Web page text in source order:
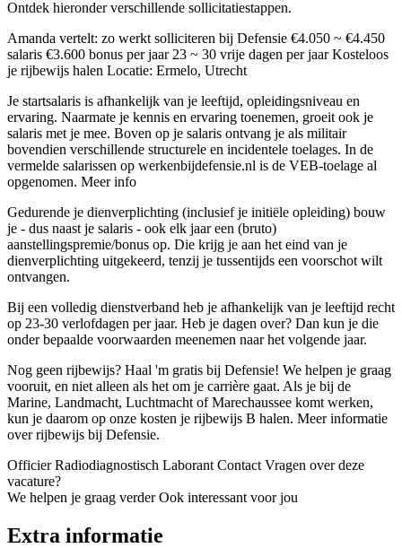
Ontdek hieronder verschillende sollicitatiestappen.
Amanda vertelt: zo werkt solliciteren bij Defensie €4.050 ~ €4.450
salaris €3.600 bonus per jaar 23 ~ 30 vrije dagen per jaar Kosteloos
je rijbewijs halen Locatie: Ermelo, Utrecht
Je startsalaris is afhankelijk van je leeftijd, opleidingsniveau en
ervaring. Naarmate je kennis en ervaring toenemen, groeit ook je
salaris met je mee. Boven op je salaris ontvang je als militair
bovendien verschillende structurele en incidentele toelages. In de
vermelde salarissen op werkenbijdefensie.nl is de VEB-toelage al
opgenomen. Meer info
Gedurende je dienverplichting (inclusief je initiële opleiding) bouw
je - dus naast je salaris - ook elk jaar een (bruto)
aanstellingspremie/bonus op. Die krijg je aan het eind van je
dienverplichting uitgekeerd, tenzij je tussentijds een voorschot wilt
ontvangen.
Bij een volledig dienstverband heb je afhankelijk van je leeftijd recht
op 23-30 verlofdagen per jaar. Heb je dagen over? Dan kun je die
onder bepaalde voorwaarden meenemen naar het volgende jaar.
Nog geen rijbewijs? Haal 'm gratis bij Defensie! We helpen je graag
vooruit, en niet alleen als het om je carrière gaat. Als je bij de
Marine, Landmacht, Luchtmacht of Marechaussee komt werken,
kun je daarom op onze kosten je rijbewijs B halen. Meer informatie
over rijbewijs bij Defensie.
Officier Radiodiagnostisch Laborant Contact Vragen over deze
vacature?
We helpen je graag verder Ook interessant voor jou
Extra informatie